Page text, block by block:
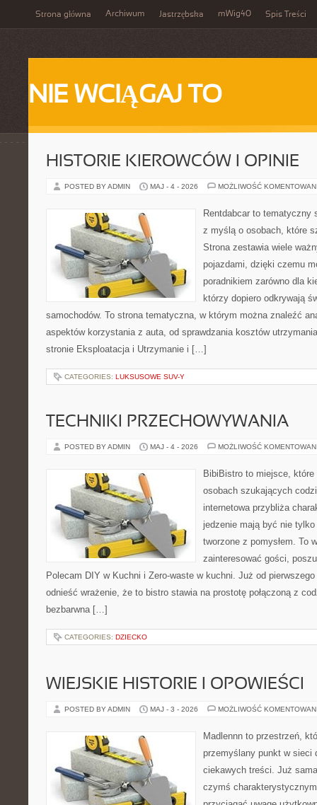
Strona główna Archiwum Jastrzębska mWig40 Spis Treści
NIE WCIĄGAJ TO
HISTORIE KIEROWCÓW I OPINIE
POSTED BY ADMIN MAJ - 4 - 2026 MOŻLIWOŚĆ
Rentdabcar to tematyczny
z myślą o osobach, które
Strona zestawia wiele
pojazdami, dzięki czemu
poradnikiem zarówno dla
którzy dopiero odkrywają
samochodów. To strona tematyczna, w którym można znaleźć
aspektów korzystania z auta, od sprawdzania kosztów
stronie Eksploatacja i Utrzymanie i […]
CATEGORIES: LUKSUSOWE SUV-Y
TECHNIKI PRZECHOWYWANIA
POSTED BY ADMIN MAJ - 4 - 2026 MOŻLIWOŚĆ
BibiBistro to miejsce,
osobach szukających
internetowa przybliża
jedzenie mają być nie
tworzone z pomysłem. To
zainteresować gości,
Polecam DIY w Kuchni i Zero-waste w kuchni. Już od
odnieść wrażenie, że to bistro stawia na prostotę połączoną z
bezbarwna […]
CATEGORIES: DZIECKO
WIEJSKIE HISTORIE I OPOWIEŚCI
POSTED BY ADMIN MAJ - 3 - 2026 MOŻLIWOŚĆ
Madlennn to przestrzeń,
przemyślany punkt w sieci
ciekawych treści. Już
czymś